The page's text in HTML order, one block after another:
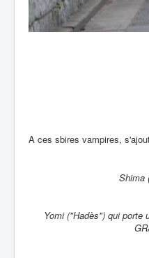
A ces sbires vampires,
Shima
Yomi ("Hadès") qui porte